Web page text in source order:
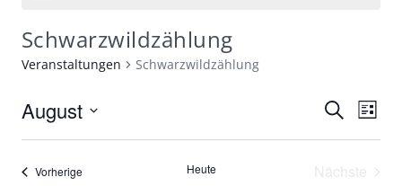
Schwarzwildzählung
Veranstaltungen Schwarzwildzählung
Suche
SucheListe
August
Datum
Vorherige Heute